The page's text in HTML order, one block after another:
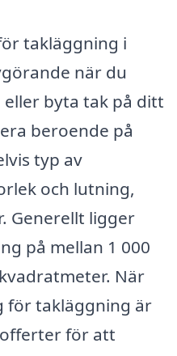
takläggning i
när du
byta tak på ditt
beroende på
typ av
och lutning,
Generellt ligger
på mellan 1 000
När
för takläggning är
för att